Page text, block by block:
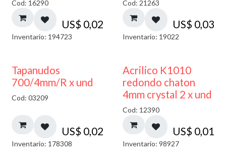
Cod: 16290
US$ 0,02
Inventario: 194723
Cod: 21263
US$ 0,03
Inventario: 19022
Tapanudos
700/4mm/R x und
Cod: 03209
US$ 0,02
Inventario: 178308
50% DESCUENTO
Acrilico K1010
redondo chaton
4mm crystal 2 x und
Cod: 12390
US$ 0,01
Inventario: 98927